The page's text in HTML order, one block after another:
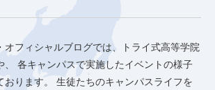
オフィシャルブログでは、トライ式高等学院
各キャンパスで実施したイベントの様子
ります。
生徒たちのキャンパスライフを